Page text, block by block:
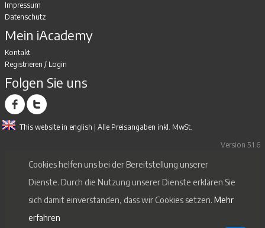
Impressum
Datenschutz
Mein iAcademy
Kontakt
Registrieren / Login
Folgen Sie uns
This website in english | Alle Preisangaben inkl. MwSt.
Version 5.1.6
Cookies helfen uns bei der Bereitstellung unserer
Dienste. Durch die Nutzung unserer Dienste erklären Sie
sich damit einverstanden, dass wir Cookies setzen. Mehr
erfahren